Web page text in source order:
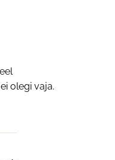
olegi vaja.